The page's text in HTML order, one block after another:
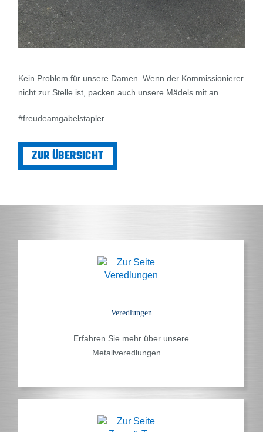
Kein Problem für unsere Damen. Wenn der Kommissionierer
nicht zur Stelle ist, packen auch unsere Mädels mit an.
#freudeamgabelstapler
ZUR ÜBERSICHT
Veredlungen
Erfahren Sie mehr über unsere
Metallveredlungen ...